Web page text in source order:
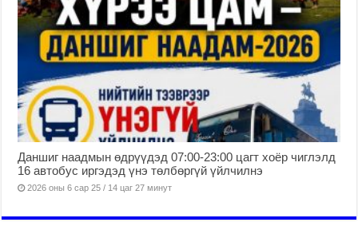
Даншиг наадмын өдрүүдэд 07:00-23:00 цагт хоёр чиглэлд
16 автобус иргэдэд үнэ төлбөргүй үйлчилнэ
2026 оны 6 сар 25 / 14 цаг 27 минут